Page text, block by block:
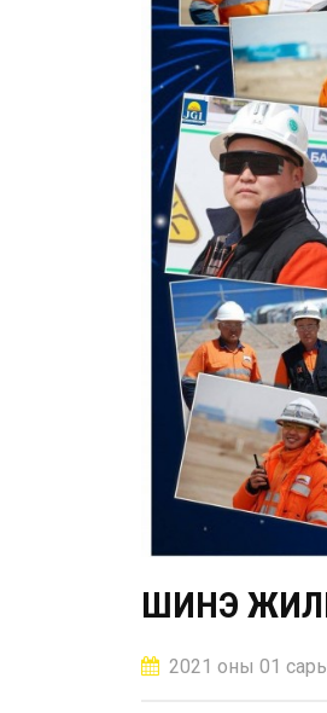
ШИНЭ
2021 оны 01